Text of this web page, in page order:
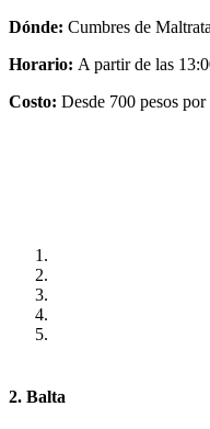
Dónde: Cumbres de
Horario: A partir de las
Costo: Desde 700 pesos por
2. Balta